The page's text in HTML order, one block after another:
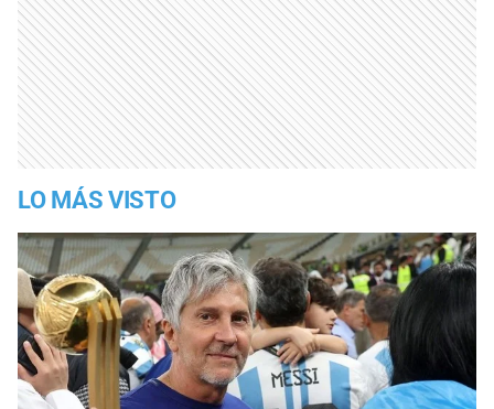
LO MÁS VISTO